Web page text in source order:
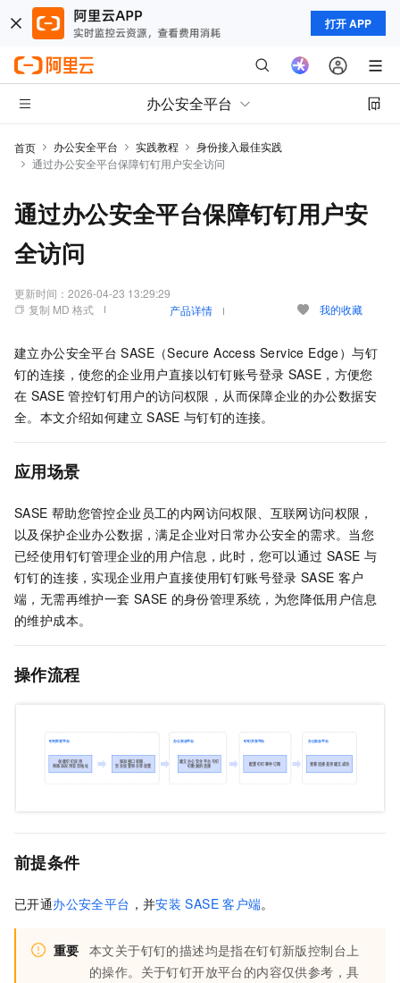
打开 APP
办公安全平台
首页 办公安全平台 实践教程
身份接入最佳实践
通过办公安全平台保障钉钉用户安全访问
通过办公安全平台保障钉钉用户安
全访问
更新时间： 2026-04-23 13:29:29
复制 MD 格式
产品详情 我的收藏
建立办公安全平台 SASE（Secure Access Service Edge）与钉
钉的连接，使您的企业用户直接以钉钉账号登录 SASE ，方便您
在 SASE 管控钉钉用户的访问权限，从而保障企业的办公数据安
全。本文介绍如何建立 SASE 与钉钉的连接。
应用场景
SASE 帮助您管控企业员工的内网访问权限、互联网访问权限，
以及保护企业办公数据，满足企业对日常办公安全的需求。当您
已经使用钉钉管理企业的用户信息，此时，您可以通过 SASE 与
钉钉的连接，实现企业用户直接使用钉钉账号登录 SASE 客户
端，无需再维护一套 SASE 的身份管理系统，为您降低用户信息
的维护成本。
操作流程
前提条件
已开通办公安全平台 ，并安装 SASE 客户端。
重要 本文关于钉钉的描述均是指在钉钉新版控制台上
的操作。关于钉钉开放平台的内容仅供参考，具